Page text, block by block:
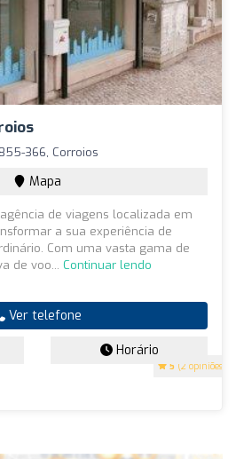
5 (2 opiniões)
366, Corroios
Mapa
de viagens localizada em
a sua experiência de
Com uma vasta gama de
de voo... Continuar lendo
Ver telefone
Horário